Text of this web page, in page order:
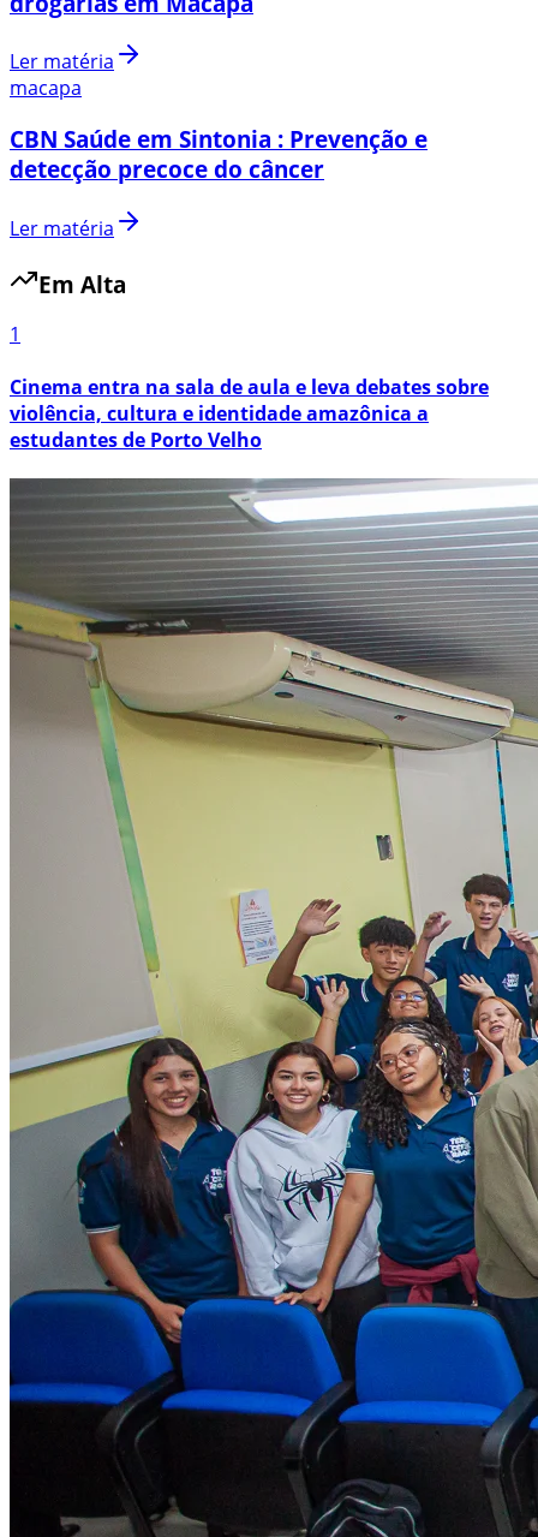
Ler matéria
macapa
CBN Saúde em Sintonia : Prevenção e
detecção precoce do câncer
Ler matéria
Em Alta
1
Cinema entra na sala de aula e leva debates sobre
violência, cultura e identidade amazônica a
estudantes de Porto Velho